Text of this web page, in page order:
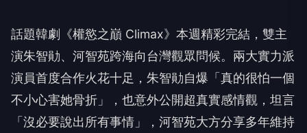
話題韓劇《權慾之巔 Climax》本週精彩完結，雙主
演朱智勛、河智苑跨海向台灣觀眾問候。兩大實力派
演員首度合作火花十足，朱智勛自爆「真的很怕一個
不小心害她骨折」，也意外公開超真實感情觀，坦言
「沒必要說出所有事情」，河智苑大方分享多年維持